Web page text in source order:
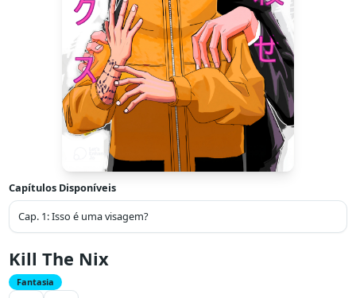
Capítulos Disponíveis
Cap. 1:Isso é uma visagem?
Kill The Nix
Fantasia